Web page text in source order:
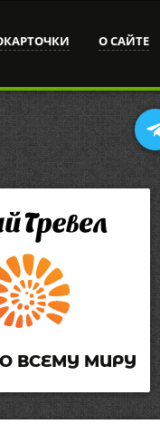
О САЙТЕ
ВСЕМУ МИРУ